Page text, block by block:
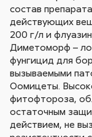
состав
действующих
200 г/л и
Диметоморф –
фунгицид для
вызываемыми
Оомицеты.
фитофтороза,
остаточным
действием, не